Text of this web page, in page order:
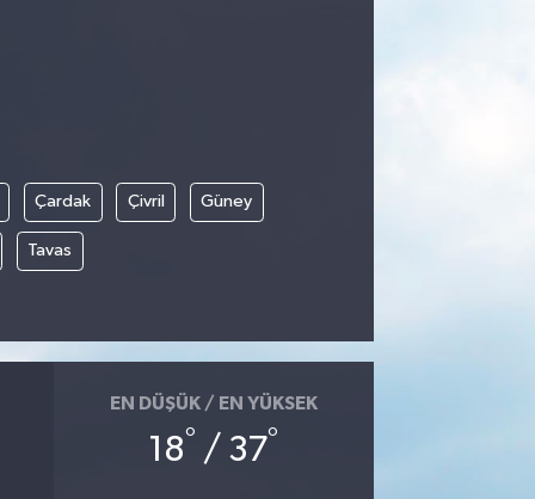
Çardak Çivril Güney
Tavas
EN DÜŞÜK / EN YÜKSEK
18° / 37°